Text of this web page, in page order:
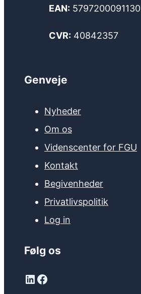
EAN: 5797200091130
CVR: 40842357
Genveje
Nyheder
Om os
Videnscenter for FGU
Kontakt
Begivenheder
Privatlivspolitik
Log in
Følg os
LinkedIn
Facebook